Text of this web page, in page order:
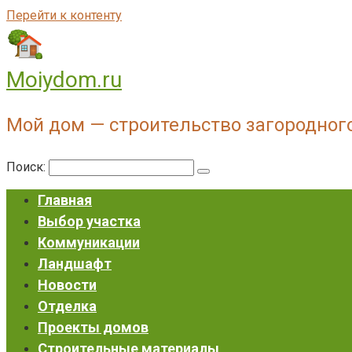
Перейти к контенту
Moiydom.ru
Мой дом — строительство
Поиск:
Главная
Выбор участка
Коммуникации
Ландшафт
Новости
Отделка
Проекты домов
Строительные материалы